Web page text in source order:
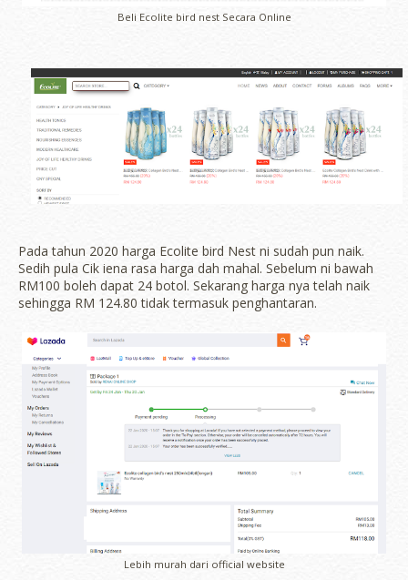
Beli Ecolite bird nest Secara Online
Pada tahun 2020 harga Ecolite bird Nest ni sudah pun naik.
Sedih pula Cik iena rasa harga dah mahal. Sebelum ni bawah
RM100 boleh dapat 24 botol. Sekarang harga nya telah naik
sehingga RM 124.80 tidak termasuk penghantaran.
Lebih murah dari official website